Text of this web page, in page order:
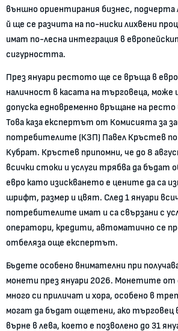
външно ориентирания бизнес, подчерта
й ще се разчита на по-ниски лихвени
имат по-лесна интеграция в
сигурността.
През януари рестото ще се връща в
наличност в касата на търговеца, може
допуска едновременно връщане на
Това каза експертът от Комисията за
потребителите (КЗП) Павел Кръстев
Кубрат. Кръстев припомни, че до 8
всички стоки и услуги трябва да бъдат
евро като изискването е цените да са
шрифт, размер и цвят. След 1 януари
потребителите имат и са свързани с
оператори, кредити, автоматично се
отбеляза още експертът.
Бъдете особено внимателни при
монети през януари 2026. Монетите от
много си приличат и хора, особено в
могат да бъдат ощетени, ако търговец
върне в лева, което е позволено до 31